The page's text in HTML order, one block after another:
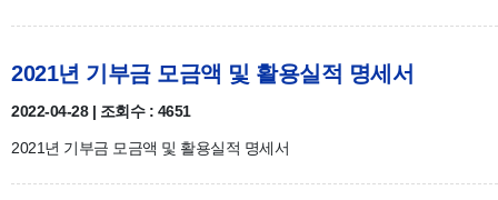
2021년 기부금 모금액 및 활용실적 명세서
2022-04-28 | 조회수 : 4651
2021년 기부금 모금액 및 활용실적 명세서